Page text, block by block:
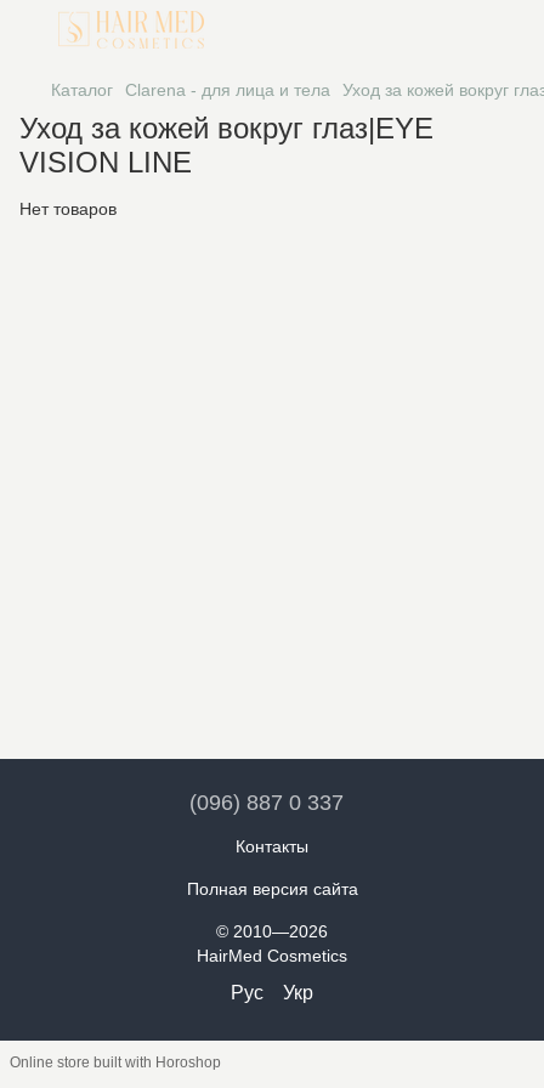
Каталог Clarena - для лица и тела Уход за кожей вокруг
Уход за кожей вокруг глаз|EYE
VISION LINE
Нет товаров
(096) 887 0 337
Контакты
Полная версия сайта
© 2010—2026
HairMed Cosmetics
Рус Укр
Online store built with Horoshop